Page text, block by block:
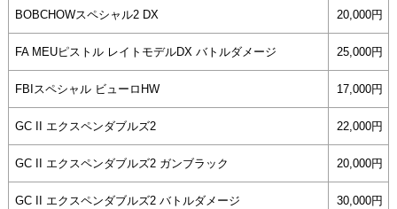
BOBCHOWスペシャル2 DX 20,000円
FA MEUピストル レイトモデルDX バトルダメージ 25,000円
FBIスペシャル ビューロHW 17,000円
GC II エクスペンダブルズ2 22,000円
GC II エクスペンダブルズ2 ガンブラック 20,000円
GC II エクスペンダブルズ2 バトルダメージ 30,000円